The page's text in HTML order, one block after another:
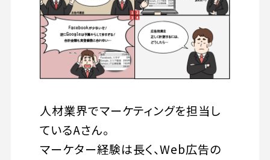
人材業界でマーケティングを担当し
ているAさん。
マーケター経験は長く、Web広告の